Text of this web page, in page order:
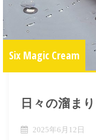
Six Magic Cream
日々の溜ま
2025年6月12日